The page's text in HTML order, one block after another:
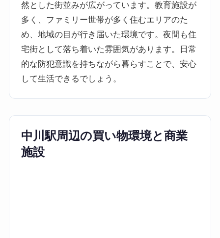
然とした街並みが広がっています。教育施設が
多く、ファミリー世帯が多く住むエリアのた
め、地域の目が行き届いた環境です。夜間も住
宅街として落ち着いた雰囲気があります。日常
的な防犯意識を持ちながら暮らすことで、安心
して生活できるでしょう。
中川駅周辺の買い物環境と商業
施設